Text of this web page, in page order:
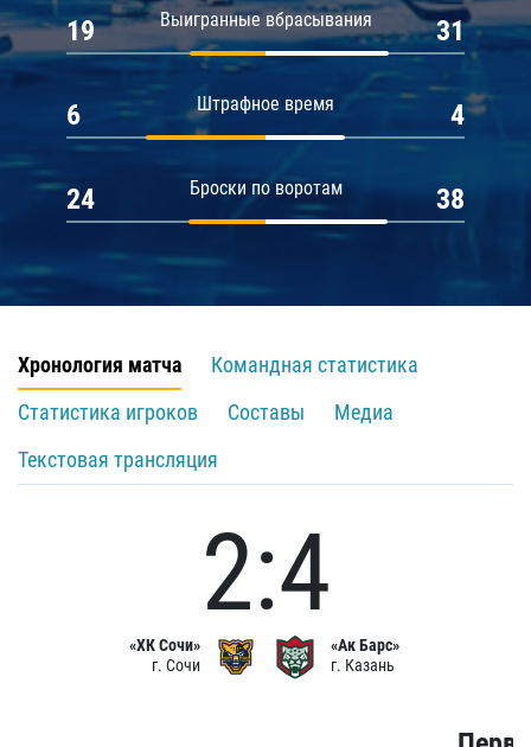
Выигранные вбрасывания
19 31
Штрафное время
6 4
Броски по воротам
24 38
Хронология матча
Командная статистика
Статистика игроков
Составы
Медиа
Текстовая трансляция
«ХК Сочи»
г. Сочи
2:4
«Ак Барс»
г. Казань